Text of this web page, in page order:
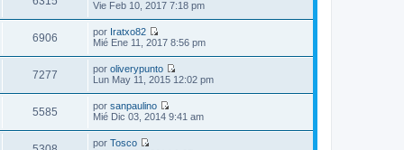
n
s
j
e
s
j
e
l
t
m
m
e
n
s
a
j
e
V
l
t
m
m
e
n
s
Vie Feb 10, 2017 7:18 pm
6906 por Iratxo82
V
ú
l
t
m
Mié Ene 11, 2017 8:56 pm
7277 por oliverypunto
V
l
t
Lun May 11, 2015 12:02 pm
5585 por sanpaulino
V
Mié Dic 03, 2014 9:41 am
por Tosco